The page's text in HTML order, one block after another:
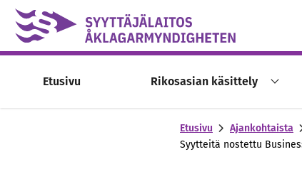
Skip to content -saavutettavuusohje
Etusivu Rikosasian käsittely
Etusivu Ajankohtaista
Syytteitä nostettu